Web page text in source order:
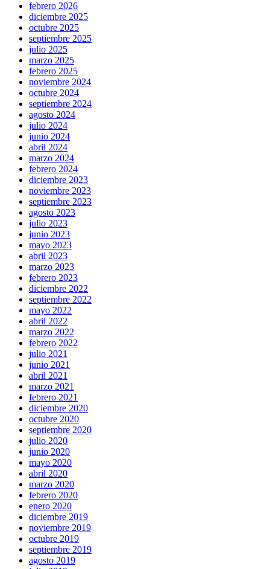
febrero 2026
diciembre 2025
octubre 2025
septiembre 2025
julio 2025
marzo 2025
febrero 2025
noviembre 2024
octubre 2024
septiembre 2024
agosto 2024
julio 2024
junio 2024
abril 2024
marzo 2024
febrero 2024
diciembre 2023
noviembre 2023
septiembre 2023
agosto 2023
julio 2023
junio 2023
mayo 2023
abril 2023
marzo 2023
febrero 2023
diciembre 2022
septiembre 2022
mayo 2022
abril 2022
marzo 2022
febrero 2022
julio 2021
junio 2021
abril 2021
marzo 2021
febrero 2021
diciembre 2020
octubre 2020
septiembre 2020
julio 2020
junio 2020
mayo 2020
abril 2020
marzo 2020
febrero 2020
enero 2020
diciembre 2019
noviembre 2019
octubre 2019
septiembre 2019
agosto 2019